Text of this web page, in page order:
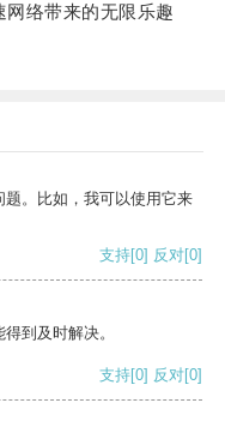
络带来的无限乐趣
。比如，我可以使用它来
支持[0] 反对[0]
到及时解决。
支持[0] 反对[0]